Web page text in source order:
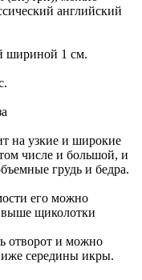
английский
шириной 1 см.
на узкие и широкие
числе и большой, и
грудь и бедра.
его можно
щиколотки
отворот и можно
середины икры.